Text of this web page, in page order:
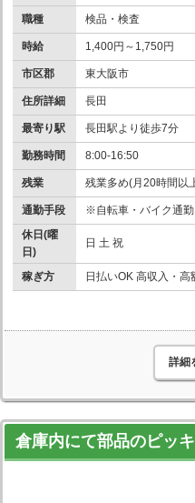
職種 検品・検査
時給 1,400円～1,750円
市区郡 東大阪市
住所詳細 長田
最寄り駅 長田駅より徒歩7分
勤務時間 8:00-16:50
残業 残業多め(月20時間以
通勤手段
※自転車・バイク通勤
休日(曜
日)
日 土 祝
稼ぎ方 日払いOK 高収入・高
詳細
倉庫内にて部品のピッ